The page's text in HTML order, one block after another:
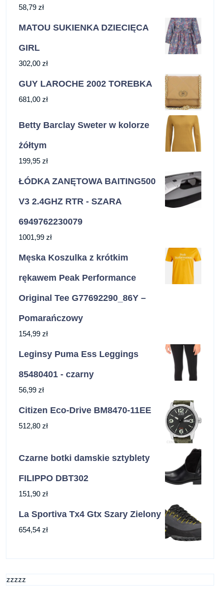
58,79 zł
MATOU SUKIENKA DZIECIĘCA
GIRL
302,00 zł
GUY LAROCHE 2002 TOREBKA
681,00 zł
Betty Barclay Sweter w kolorze
żółtym
199,95 zł
ŁÓDKA ZANĘTOWA BAITING500
V3 2.4GHZ RTR - SZARA
6949762230079
1001,99 zł
Męska Koszulka z krótkim
rękawem Peak Performance
Original Tee G77692290_86Y –
Pomarańczowy
154,99 zł
Leginsy Puma Ess Leggings
85480401 - czarny
56,99 zł
Citizen Eco-Drive BM8470-11EE
512,80 zł
Czarne botki damskie sztyblety
FILIPPO DBT302
151,90 zł
La Sportiva Tx4 Gtx Szary Zielony
654,54 zł
zzzzz